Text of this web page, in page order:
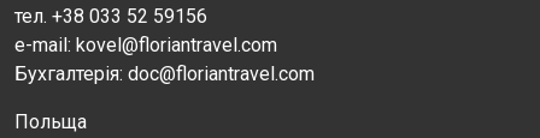
тел. +38 033 52 59156
e-mail: kovel@floriantravel.com
Бухгалтерія: doc@floriantravel.com
Польща